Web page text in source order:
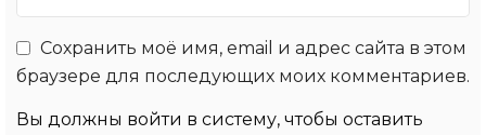
Сохранить моё имя, email и адрес сайта в этом
браузере для последующих моих комментариев.
Вы должны войти в систему, чтобы оставить